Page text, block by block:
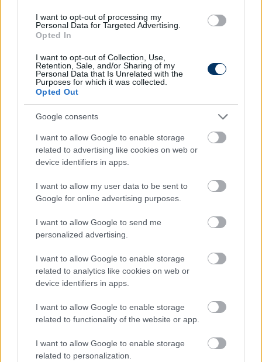
I want to opt-out of processing my
Personal Data for Targeted Advertising.
Opted In
I want to opt-out of Collection, Use,
Retention, Sale, and/or Sharing of my
Personal Data that Is Unrelated with the
Purposes for which it was collected.
Opted Out
Google consents
I want to allow Google to enable storage
related to advertising like cookies on web or
device identifiers in apps.
I want to allow my user data to be sent to
Google for online advertising purposes.
I want to allow Google to send me
personalized advertising.
I want to allow Google to enable storage
related to analytics like cookies on web or
device identifiers in apps.
I want to allow Google to enable storage
related to functionality of the website or app.
I want to allow Google to enable storage
related to personalization.
NB II
NB I-es bajnok csatár a Vidi legújabb
igazolása - hivatalos
Vidi: NB I-es rutinnal is rendelkezik a
legújabb erősítés - hivatalos
Triplázott a Vidi: Három magyar
játékost szereztek meg a Puskástól -
hivatalos
NB I
Liverpoolba igazolt Pécsi utódját a
Puskás - hivatalos
NB II